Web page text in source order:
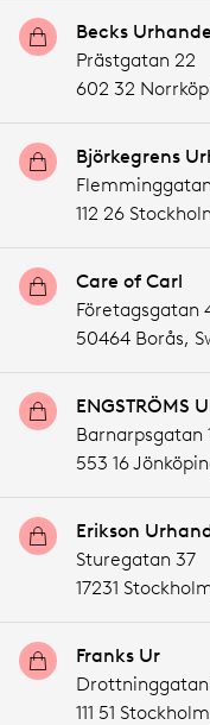
Becks
Prästgatan 22
602 32
Björkegrens
112 26
Care of Carl
Företagsgatan
50464 Borås,
ENGSTRÖMS
Barnarpsgatan
553 16
Erikson
Sturegatan 37
17231
Franks Ur
111 51